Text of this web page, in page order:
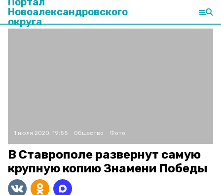
Новоалександровского
округа
1 июля 2020, 19:55 Общество Фото:
В Ставрополе развернут самую
крупную копию Знамени Победы